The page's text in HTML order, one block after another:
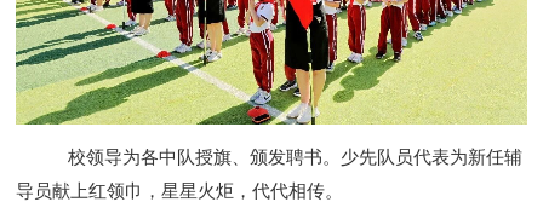
校领导为各中队授旗、颁发聘书。少先队员代表为新任辅
导员献上红领巾，星星火炬，代代相传。